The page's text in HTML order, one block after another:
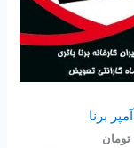
تومان